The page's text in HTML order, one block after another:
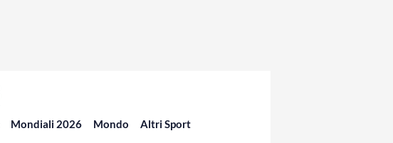
Mondiali 2026 Mondo Altri Sport